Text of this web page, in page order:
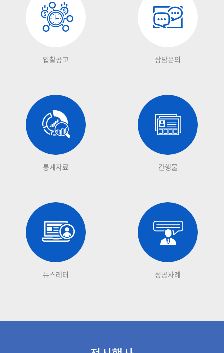
입찰공고 상담문의
통계자료 간행물
뉴스레터 성공사례